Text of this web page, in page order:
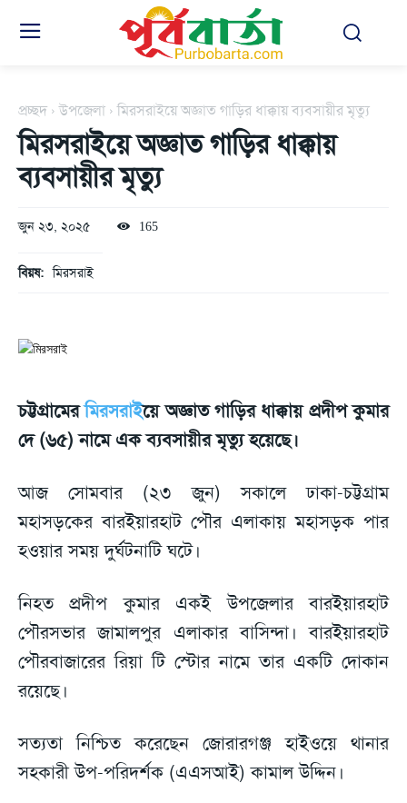
প্রচ্ছদ উপজেলা মিরসরাইয়ে অজ্ঞাত গাড়ির ধাক্কায় ব্যবসায়ীর মৃত্যু
মিরসরাইয়ে অজ্ঞাত গাড়ির ধাক্কায়
ব্যবসায়ীর মৃত্যু
জুন ২৩, ২০২৫ 165
বিয়ষ: মিরসরাই
চট্টগ্রামেরমিরসরাইয়ে অজ্ঞাত গাড়ির ধাক্কায় প্রদীপ কুমার
দে (৬৫) নামে এক ব্যবসায়ীর মৃত্যু হয়েছে।
আজ সোমবার (২৩ জুন) সকালে ঢাকা-চট্টগ্রাম
মহাসড়কের বারইয়ারহাট পৌর এলাকায় মহাসড়ক পার
হওয়ার সময় দুর্ঘটনাটি ঘটে।
নিহত প্রদীপ কুমার একই উপজেলার বারইয়ারহাট
পৌরসভার জামালপুর এলাকার বাসিন্দা। বারইয়ারহাট
পৌরবাজারের রিয়া টি স্টোর নামে তার একটি দোকান
রয়েছে।
সত্যতা নিশ্চিত করেছেন জোরারগঞ্জ হাইওয়ে থানার
সহকারী উপ-পরিদর্শক (এএসআই) কামাল উদ্দিন।